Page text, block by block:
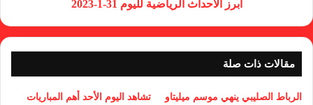
ابرز الاحداث الرياضية لليوم 31-1-2023
مقالات ذات صلة
الرباط الصليبي ينهي موسم ميليتاو تشاهد اليوم الأحد أهم المباريات